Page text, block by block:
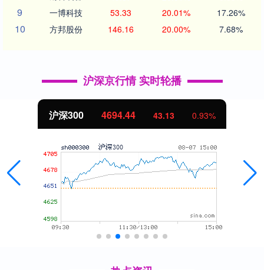
9 一博科技 53.33 20.01% 17.26%
10 方邦股份 146.16 20.00% 7.68%
沪深京行情 实时轮播
沪深300 4694.44 43.13 0.93%